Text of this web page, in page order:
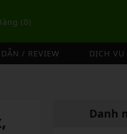
(0)
Túi Cầu Lông
/ REVIEW
DỊCH VỤ
Danh